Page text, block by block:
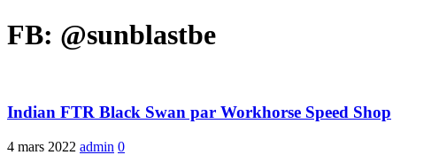
FB: @sunblastbe
Indian FTR Black Swan par Workhorse Speed Shop
4 mars 2022 admin 0